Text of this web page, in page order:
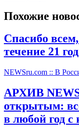
Похожие
Спасибо
течение 21
NEWSru.com :: В
АРХИВ
открытым:
в любой год с